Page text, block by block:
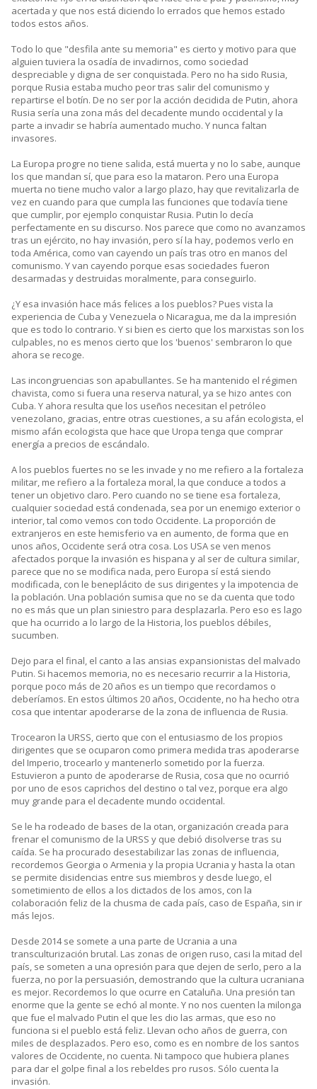
acertada y que nos está diciendo lo errados que hemos estado
todos estos años.
Todo lo que "desfila ante su memoria" es cierto y motivo para que
alguien tuviera la osadía de invadirnos, como sociedad
despreciable y digna de ser conquistada. Pero no ha sido Rusia,
porque Rusia estaba mucho peor tras salir del comunismo y
repartirse el botín. De no ser por la acción decidida de Putin, ahora
Rusia sería una zona más del decadente mundo occidental y la
parte a invadir se habría aumentado mucho. Y nunca faltan
invasores.
La Europa progre no tiene salida, está muerta y no lo sabe, aunque
los que mandan sí, que para eso la mataron. Pero una Europa
muerta no tiene mucho valor a largo plazo, hay que revitalizarla de
vez en cuando para que cumpla las funciones que todavía tiene
que cumplir, por ejemplo conquistar Rusia. Putin lo decía
perfectamente en su discurso. Nos parece que como no avanzamos
tras un ejército, no hay invasión, pero sí la hay, podemos verlo en
toda América, como van cayendo un país tras otro en manos del
comunismo. Y van cayendo porque esas sociedades fueron
desarmadas y destruidas moralmente, para conseguirlo.
¿Y esa invasión hace más felices a los pueblos? Pues vista la
experiencia de Cuba y Venezuela o Nicaragua, me da la impresión
que es todo lo contrario. Y si bien es cierto que los marxistas son los
culpables, no es menos cierto que los 'buenos' sembraron lo que
ahora se recoge.
Las incongruencias son apabullantes. Se ha mantenido el régimen
chavista, como si fuera una reserva natural, ya se hizo antes con
Cuba. Y ahora resulta que los useños necesitan el petróleo
venezolano, gracias, entre otras cuestiones, a su afán ecologista, el
mismo afán ecologista que hace que Uropa tenga que comprar
energía a precios de escándalo.
A los pueblos fuertes no se les invade y no me refiero a la fortaleza
militar, me refiero a la fortaleza moral, la que conduce a todos a
tener un objetivo claro. Pero cuando no se tiene esa fortaleza,
cualquier sociedad está condenada, sea por un enemigo exterior o
interior, tal como vemos con todo Occidente. La proporción de
extranjeros en este hemisferio va en aumento, de forma que en
unos años, Occidente será otra cosa. Los USA se ven menos
afectados porque la invasión es hispana y al ser de cultura similar,
parece que no se modifica nada, pero Europa sí está siendo
modificada, con le beneplácito de sus dirigentes y la impotencia de
la población. Una población sumisa que no se da cuenta que todo
no es más que un plan siniestro para desplazarla. Pero eso es lago
que ha ocurrido a lo largo de la Historia, los pueblos débiles,
sucumben.
Dejo para el final, el canto a las ansias expansionistas del malvado
Putin. Si hacemos memoria, no es necesario recurrir a la Historia,
porque poco más de 20 años es un tiempo que recordamos o
deberíamos. En estos últimos 20 años, Occidente, no ha hecho otra
cosa que intentar apoderarse de la zona de influencia de Rusia.
Trocearon la URSS, cierto que con el entusiasmo de los propios
dirigentes que se ocuparon como primera medida tras apoderarse
del Imperio, trocearlo y mantenerlo sometido por la fuerza.
Estuvieron a punto de apoderarse de Rusia, cosa que no ocurrió
por uno de esos caprichos del destino o tal vez, porque era algo
muy grande para el decadente mundo occidental.
Se le ha rodeado de bases de la otan, organización creada para
frenar el comunismo de la URSS y que debió disolverse tras su
caída. Se ha procurado desestabilizar las zonas de influencia,
recordemos Georgia o Armenia y la propia Ucrania y hasta la otan
se permite disidencias entre sus miembros y desde luego, el
sometimiento de ellos a los dictados de los amos, con la
colaboración feliz de la chusma de cada país, caso de España, sin ir
más lejos.
Desde 2014 se somete a una parte de Ucrania a una
transculturización brutal. Las zonas de origen ruso, casi la mitad del
país, se someten a una opresión para que dejen de serlo, pero a la
fuerza, no por la persuasión, demostrando que la cultura ucraniana
es mejor. Recordemos lo que ocurre en Cataluña. Una presión tan
enorme que la gente se echó al monte. Y no nos cuenten la milonga
que fue el malvado Putin el que les dio las armas, que eso no
funciona si el pueblo está feliz. Llevan ocho años de guerra, con
miles de desplazados. Pero eso, como es en nombre de los santos
valores de Occidente, no cuenta. Ni tampoco que hubiera planes
para dar el golpe final a los rebeldes pro rusos. Sólo cuenta la
invasión.